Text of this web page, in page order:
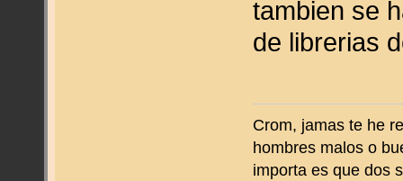
tambien se
de librerias
Crom, jamas te he
hombres malos o
importa es que dos